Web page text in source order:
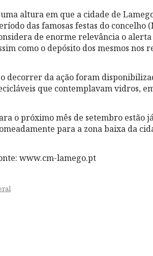
altura em que a cidade de
das famosas festas do concelho
de enorme relevância o
como o depósito dos mesmos nos
decorrer da ação foram
que contemplavam vidros,
o próximo mês de setembro estão
para a zona baixa da
www.cm-lamego.pt